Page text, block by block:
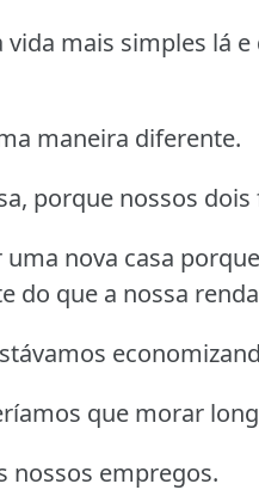
mais simples lá
maneira diferente.
porque nossos
nova casa
do que a nossa
que morar
nossos empregos.